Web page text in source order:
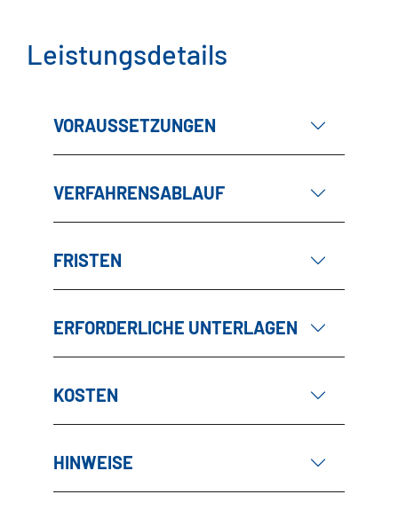
Leistungsdetails
VORAUSSETZUNGEN
VERFAHRENSABLAUF
FRISTEN
ERFORDERLICHE UNTERLAGEN
KOSTEN
HINWEISE